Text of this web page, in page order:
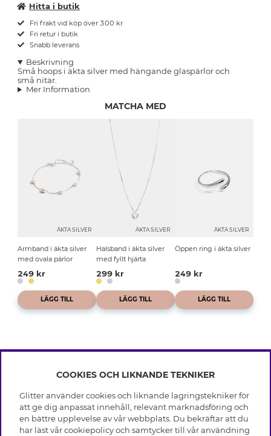
Hitta i butik
Fri frakt vid köp över 300 kr
Fri retur i butik
Snabb leverans
Beskrivning
Små hoops i äkta silver med hängande glaspärlor och
små nitar.
Mer Information
MATCHA MED
ÄKTA SILVER
Armband i äkta silver
med ovala pärlor
249 kr
LÄGG TILL
ÄKTA SILVER
Halsband i äkta silver
med fyllt hjärta
299 kr
LÄGG TILL
ÄKTA SILVER
Öppen ring i äkta silver
249 kr
LÄGG TILL
INFO
Leverans
Villkor
Integritetspolicy
OM GLITTER
Black Friday
COOKIES OCH LIKNANDE TEKNIKER
Glitter använder cookies och liknande lagringstekniker för
att ge dig anpassat innehåll, relevant marknadsföring och
en bättre upplevelse av vår webbplats. Du bekräftar att du
har läst vår cookiepolicy och samtycker till vår användning